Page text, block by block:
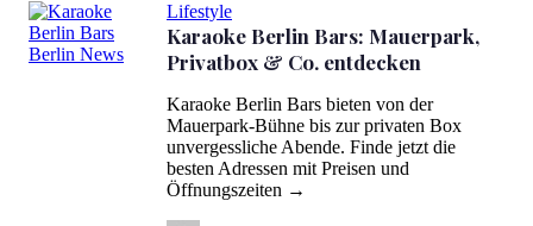
Karaoke Berlin Bars: Mauerpark, Privatbox & Co. entdecken
Lifestyle
Karaoke Berlin Bars: Mauerpark,
Privatbox & Co. entdecken
Karaoke Berlin Bars bieten von der
Mauerpark-Bühne bis zur privaten Box
unvergessliche Abende. Finde jetzt die
besten Adressen mit Preisen und
Öffnungszeiten →